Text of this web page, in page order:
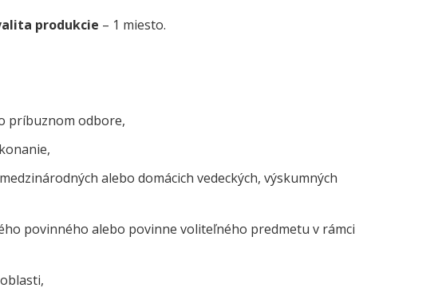
produkcie – 1 miesto.
príbuznom odbore,
alebo domácich vedeckých, výskumných
povinného alebo povinne voliteľného predmetu v rámci